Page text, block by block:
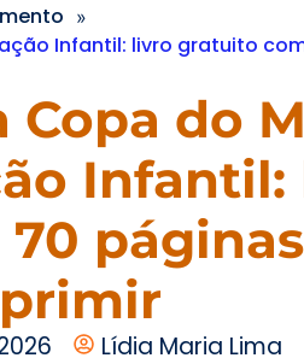
»
Infantil: livro gratuito
Copa do
Lídia Maria Lima